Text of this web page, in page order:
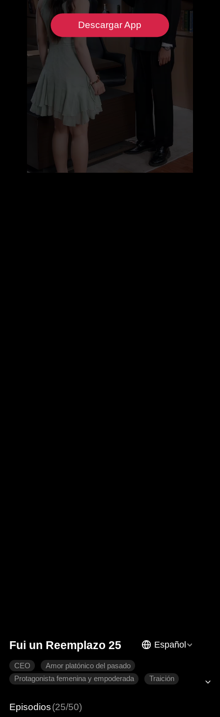
Descargar App
Fui un Reemplazo 25 Español
CEO
Amor platónico del pasado
Protagonista femenina y empoderada
Traición
Episodios(25/50)